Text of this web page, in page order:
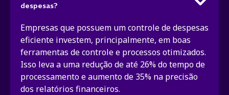
despesas?
Empresas que possuem um controle de despesas
eficiente investem, principalmente, em boas
ferramentas de controle e processos otimizados.
Isso leva a uma redução de até 26% do tempo de
processamento e aumento de 35% na precisão
dos relatórios financeiros.